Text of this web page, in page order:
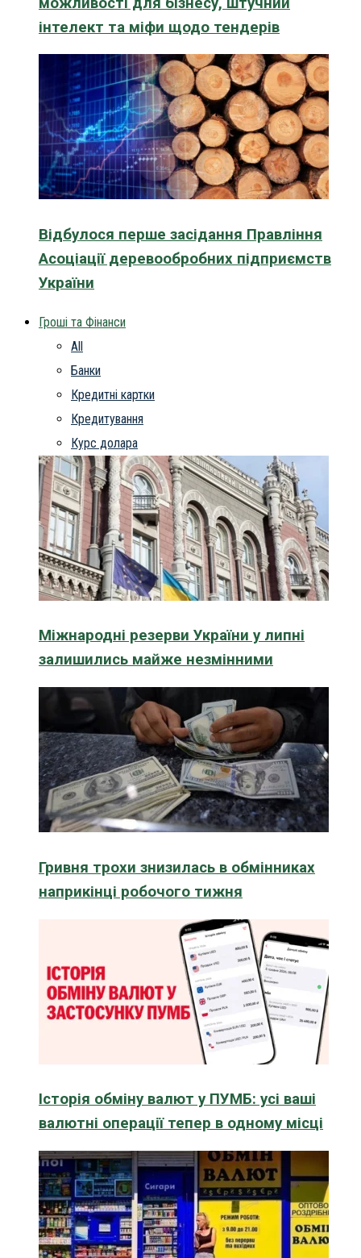
інтелект та міфи щодо тендерів
Відбулося перше засідання Правління
Асоціації деревообробних підприємств
України
Гроші та Фінанси
All
Банки
Кредитні картки
Кредитування
Курс долара
Міжнародні резерви України у липні
залишились майже незмінними
Гривня трохи знизилась в обмінниках
наприкінці робочого тижня
Історія обміну валют у ПУМБ: усі ваші
валютні операції тепер в одному місці